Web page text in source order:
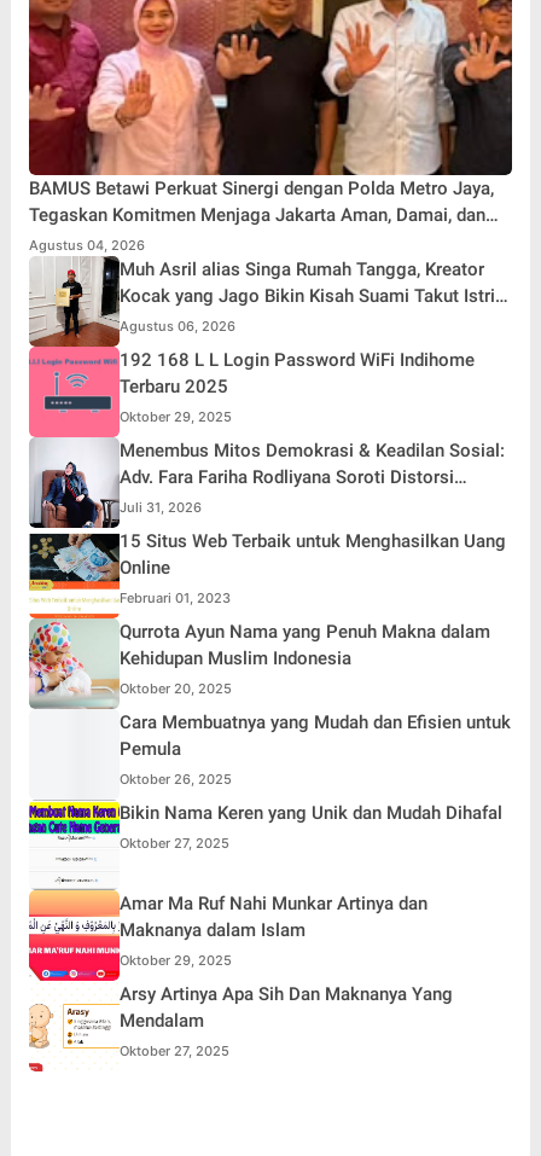
BAMUS Betawi Perkuat Sinergi dengan Polda Metro Jaya,
Tegaskan Komitmen Menjaga Jakarta Aman, Damai, dan
Kondusif Jelang HUT ke-81 Republik Indonesia
Agustus 04, 2026
Muh Asril alias Singa Rumah Tangga, Kreator
Kocak yang Jago Bikin Kisah Suami Takut Istri
Jadi Hiburan
Agustus 06, 2026
192 168 L L Login Password WiFi Indihome
Terbaru 2025
Oktober 29, 2025
Menembus Mitos Demokrasi & Keadilan Sosial:
Adv. Fara Fariha Rodliyana Soroti Distorsi
Simpati Publik dan Aksi Main Hakim Sendiri
Juli 31, 2026
15 Situs Web Terbaik untuk Menghasilkan Uang
Online
Februari 01, 2023
Qurrota Ayun Nama yang Penuh Makna dalam
Kehidupan Muslim Indonesia
Oktober 20, 2025
Cara Membuatnya yang Mudah dan Efisien untuk
Pemula
Oktober 26, 2025
Bikin Nama Keren yang Unik dan Mudah Dihafal
Oktober 27, 2025
Amar Ma Ruf Nahi Munkar Artinya dan
Maknanya dalam Islam
Oktober 29, 2025
Arsy Artinya Apa Sih Dan Maknanya Yang
Mendalam
Oktober 27, 2025